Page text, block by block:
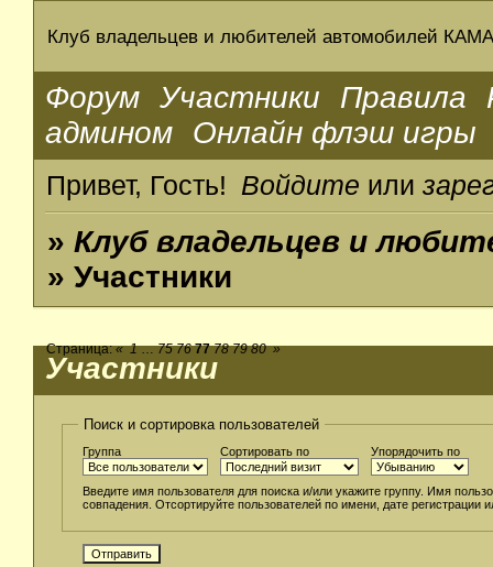
Клуб владельцев и любителей автомобилей
Форум Участники Правила
админом
Онлайн флэш игры
Привет, Гость! Войдите или
»Клуб владельцев и
» Участники
Участники
Страница:« 1…75 76 77 78 79 80 »
Поиск и сортировка пользователей
Группа Сортировать по Упорядочить по
Введите имя пользователя для поиска и/или укажите группу. Имя
совпадения. Отсортируйте пользователей по имени, дате